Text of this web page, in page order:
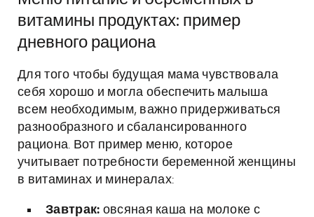
витамины продуктах: пример
дневного рациона
Для того чтобы будущая мама чувствовала
себя хорошо и могла обеспечить малыша
всем необходимым, важно придерживаться
разнообразного и сбалансированного
рациона. Вот пример меню, которое
учитывает потребности беременной женщины
в витаминах и минералах:
Завтрак: овсяная каша на молоке с